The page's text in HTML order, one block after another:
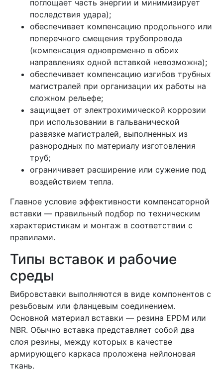
поглощает часть энергии и минимизирует
последствия удара);
обеспечивает компенсацию продольного или
поперечного смещения трубопровода
(компенсация одновременно в обоих
направлениях одной вставкой невозможна);
обеспечивает компенсацию изгибов трубных
магистралей при организации их работы на
сложном рельефе;
защищает от электрохимической коррозии
при использовании в гальванической
развязке магистралей, выполненных из
разнородных по материалу изготовления
труб;
ограничивает расширение или сужение под
воздействием тепла.
Главное условие эффективности компенсаторной
вставки — правильный подбор по техническим
характеристикам и монтаж в соответствии с
правилами.
Типы вставок и рабочие
среды
Вибровставки выполняются в виде компонентов с
резьбовым или фланцевым соединением.
Основной материал вставки — резина EPDM или
NBR. Обычно вставка представляет собой два
слоя резины, между которых в качестве
армирующего каркаса проложена нейлоновая
ткань.